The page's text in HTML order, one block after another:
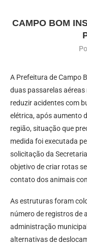
CAMPO BOM
A Prefeitura de Campo
duas passarelas
reduzir acidentes com
elétrica, após aumento
região, situação que
medida foi executada
solicitação da
objetivo de criar rotas
contato dos animais
As estruturas foram
número de registros de
administração
alternativas de